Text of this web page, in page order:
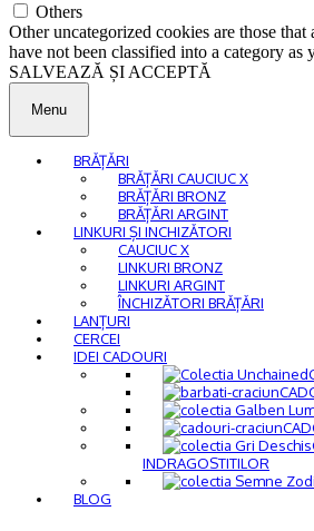
Others
Other uncategorized cookies are those that
have not been classified into a category as
SALVEAZĂ ȘI ACCEPTĂ
Menu
BRĂȚĂRI
BRĂȚĂRI CAUCIUC X
BRĂȚĂRI BRONZ
BRĂȚĂRI ARGINT
LINKURI ȘI INCHIZĂTORI
CAUCIUC X
LINKURI BRONZ
LINKURI ARGINT
ÎNCHIZĂTORI BRĂȚĂRI
LANȚURI
CERCEI
IDEI CADOURI
INDRAGOSTITILOR
BLOG